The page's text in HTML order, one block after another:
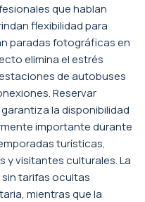
que hablan
flexibilidad para
paradas fotográficas en
elimina el estrés
de autobuses
Reservar
la disponibilidad
importante durante
turísticas,
y visitantes culturales. La
tarifas ocultas
mientras que la